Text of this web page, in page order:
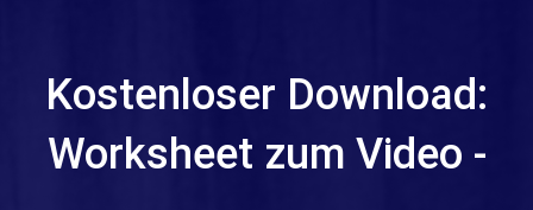
Kostenloser Download:
Worksheet zum Video -